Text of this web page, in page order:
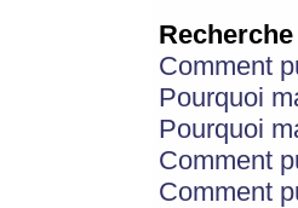
Comment
Pourquoi
Pourquoi
Comment
Comment